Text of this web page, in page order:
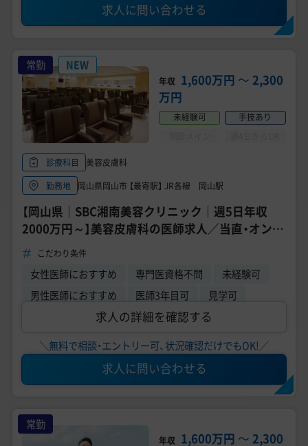
求人に問い合わせる
常勤 NEW
年収 1,600万円 〜 2,300
万円
未経験可
手技あり
診療科目
美容皮膚科
勤務地
岡山県岡山市 【最寄駅】 JR各線 岡山駅
【岡山県｜SBC湘南美容クリニック｜週5日年収
2000万円～】美容皮膚科の医師求人／当直・オンコ
ールなし／未経験OK／週4日勤務応相談｜ドクタ
ーコネクト
こだわり条件
女性医師におすすめ 専門医資格不問
未経験可
男性医師におすすめ
医師3年目可 見学可
求人の詳細を確認する
＼無料で相談・エントリー可、状況確認だけでもOK!／
求人に問い合わせる
常勤
年収 1,600万円 〜 2,300